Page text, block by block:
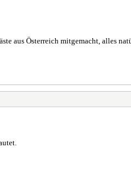
aus Österreich mitgemacht, alles